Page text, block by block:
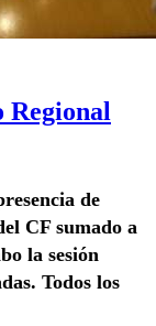
de
CF sumado a
la sesión
Todos los